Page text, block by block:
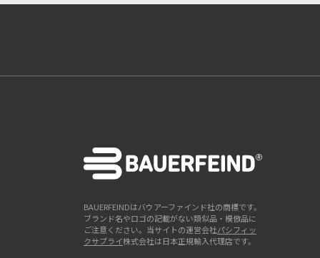
ページトップへ
BAUERFEINDはバウアーファインド社の商標です。
ブランド名やロゴの記載がない類似品・模倣品に
ご注意ください。当サイトの運営会社パシフィッ
クサプライ株式会社は日本正規輸入代理店です。